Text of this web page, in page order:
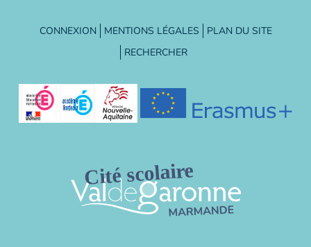
CONNEXION MENTIONS LÉGALES
PLAN DU SITE
RECHERCHER